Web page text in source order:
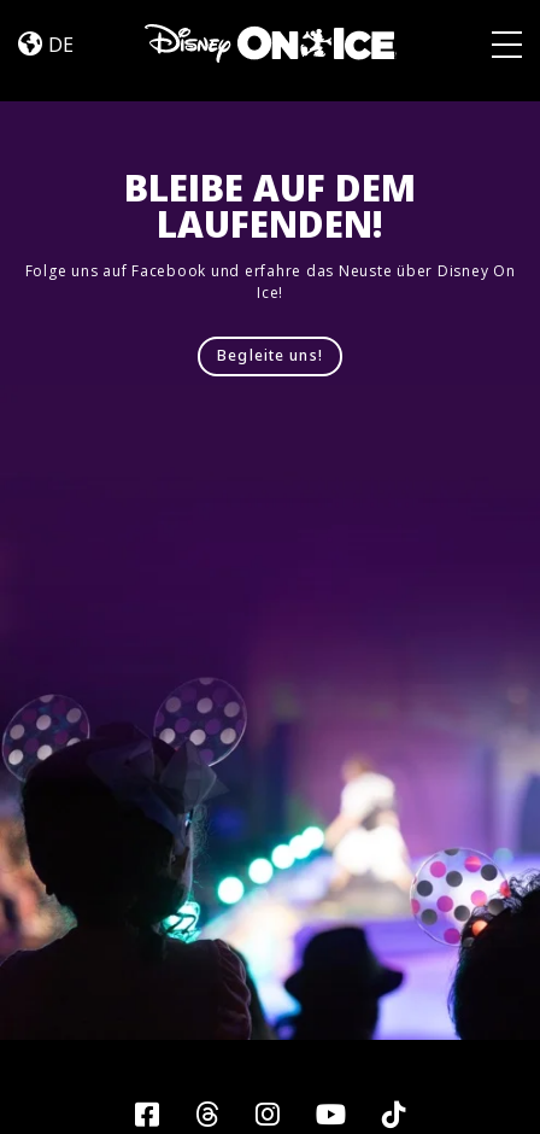
Trip
DE
BLEIBE AUF DEM
LAUFENDEN!
Folge uns auf Facebook und erfahre das Neuste über Disney On
Ice!
Begleite uns!
Facebook
ThreadsInstagram
YouTubeTiktok